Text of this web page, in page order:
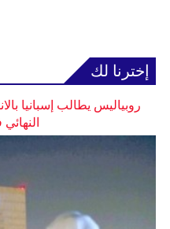
إخترنا لك
روبياليس يطالب إسبانيا